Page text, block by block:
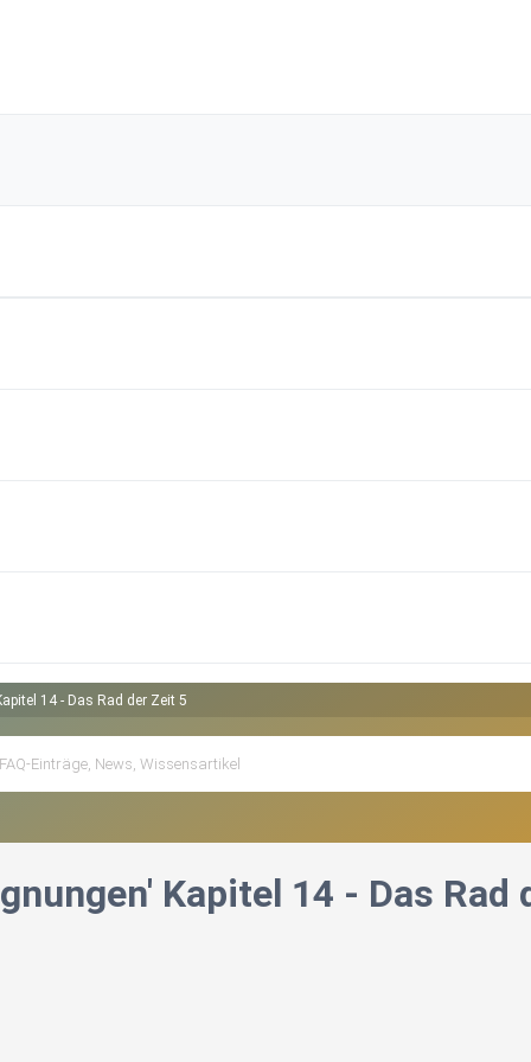
14 - Das Rad der Zeit 5
Kapitel 14 - Das Rad